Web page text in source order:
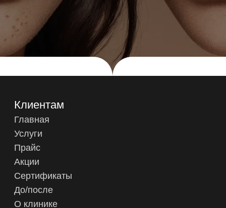
Сертификаты
До/после
О клинике
Команда
Программа лояльности
Контакты
Услуги
Аппаратная косметология
Инъекционная косметология
Процедуры по телу и масаж
Оздоровительные программы
Парикмахерский зал
Ногтевой сервис